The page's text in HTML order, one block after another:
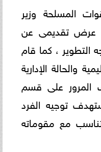
المسلحة وزير
عرض تقديمى عن
التطوير ، كما قام
والحالة الإدارية
المرور على قسم
توجيه الفرد
مع مقوماته